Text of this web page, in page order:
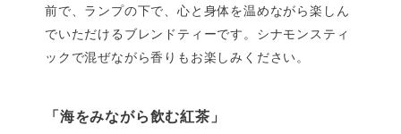
前で、ランプの下で、心と身体を温めながら楽しん
でいただけるブレンドティーです。シナモンスティ
ックで混ぜながら香りもお楽しみください。
「海をみながら飲む紅茶」